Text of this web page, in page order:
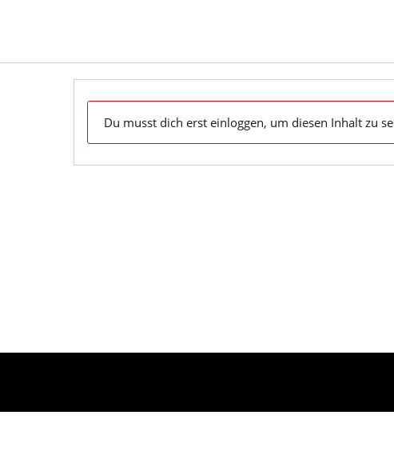
Du musst dich erst einloggen, um diesen Inhalt zu